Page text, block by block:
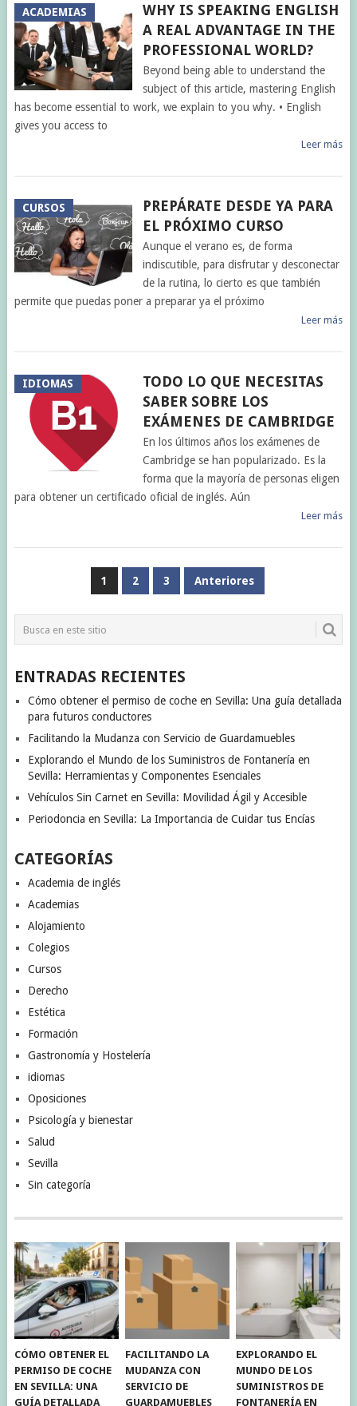
ACADEMIAS
WHY IS SPEAKING ENGLISH
A REAL ADVANTAGE IN THE
PROFESSIONAL WORLD?
Beyond being able to understand the
subject of this article, mastering English
has become essential to work, we explain to you why. • English
gives you access to
Leer más
CURSOS
PREPÁRATE DESDE YA PARA
EL PRÓXIMO CURSO
Aunque el verano es, de forma
indiscutible, para disfrutar y desconectar
de la rutina, lo cierto es que también
permite que puedas poner a preparar ya el próximo
Leer más
IDIOMAS
TODO LO QUE NECESITAS
SABER SOBRE LOS
EXÁMENES DE CAMBRIDGE
En los últimos años los exámenes de
Cambridge se han popularizado. Es la
forma que la mayoría de personas eligen
para obtener un certificado oficial de inglés. Aún
Leer más
PAGINACIÓN
ENTRADAS
1 2 3 Anteriores
ENTRADAS RECIENTES
Cómo obtener el permiso de coche en Sevilla: Una guía detallada
para futuros conductores
Facilitando la Mudanza con Servicio de Guardamuebles
Explorando el Mundo de los Suministros de Fontanería en
Sevilla: Herramientas y Componentes Esenciales
Vehículos Sin Carnet en Sevilla: Movilidad Ágil y Accesible
Periodoncia en Sevilla: La Importancia de Cuidar tus Encías
CATEGORÍAS
Academia de inglés
Academias
Alojamiento
Colegios
Cursos
Derecho
Estética
Formación
Gastronomía y Hostelería
idiomas
Oposiciones
Psicología y bienestar
Salud
Sevilla
Sin categoría
CÓMO OBTENER EL
PERMISO DE COCHE
EN SEVILLA: UNA
GUÍA DETALLADA
FACILITANDO LA
MUDANZA CON
SERVICIO DE
GUARDAMUEBLES
EXPLORANDO EL
MUNDO DE LOS
SUMINISTROS DE
FONTANERÍA EN